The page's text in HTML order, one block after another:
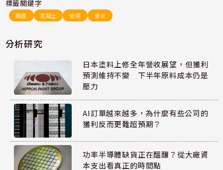
標籤關鍵字
國產 混凝土 營建 營收
分析研究
日本塗料上修全年營收展望，但獲利
預測維持不變 下半年原料成本仍是
壓力
AI訂單越來越多，為什麼有些公司的
獲利反而更難超預期？
功率半導體缺貨正在醞釀？從大廠資
本支出看真正的時間點